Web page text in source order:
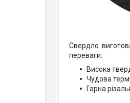
Свердло
переваги:
Висока
Чудова
Гарна